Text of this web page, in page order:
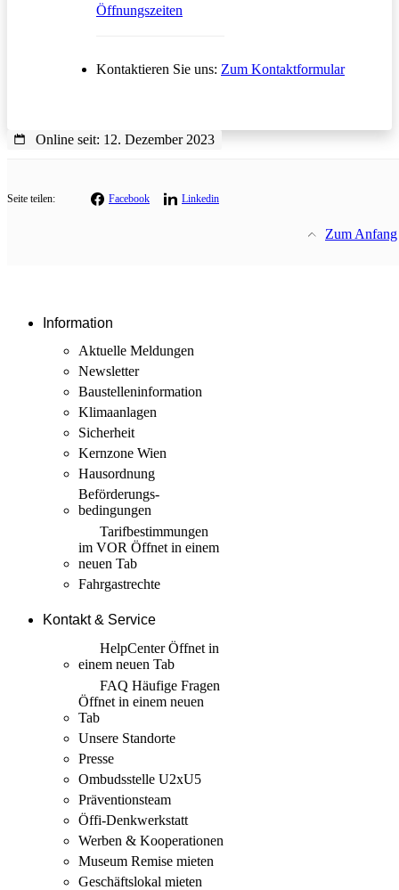
Öffnungszeiten
Kontaktieren Sie uns: Zum KontaktformularÖffnet in
Online seit: 12. Dezember 2023
Seite teilen: Facebook Linkedin
Zum Anfang
Information
Aktuelle Meldungen
Newsletter
Baustellen­information
Klimaanlagen
Sicherheit
Kernzone Wien
Hausordnung
Beförderungs­
bedingungen
Tarif­bestimmungen
im VOR Öffnet in einem
neuen Tab
Fahrgastrechte
Kontakt & Service
HelpCenterÖffnet in
einem neuen Tab
FAQ Häufige Fragen
Öffnet in einem neuen
Tab
Unsere Standorte
Presse
Ombudsstelle U2xU5
Präventionsteam
Öffi-Denkwerkstatt
Werben & Kooperationen
Museum Remise mieten
Geschäftslokal mieten